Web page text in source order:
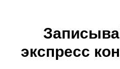
экспресс